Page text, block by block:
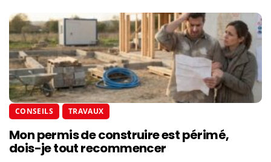
CONSEILS TRAVAUX
Mon permis de construire est périmé,
dois-je tout recommencer